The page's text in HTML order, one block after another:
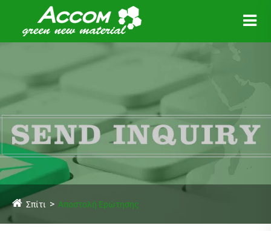
Σπίτι Αποστολή Ερώτησης